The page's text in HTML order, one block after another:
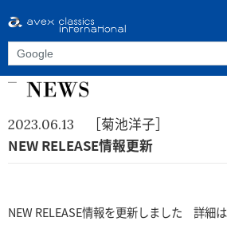
2023.06.13 ［菊池洋子］
NEW RELEASE情報更新
NEW RELEASE情報を更新しました 詳細は